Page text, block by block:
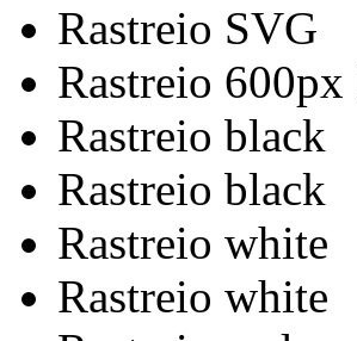
Rastreio SVG
Rastreio 600px
Rastreio black
Rastreio black
Rastreio white
Rastreio white